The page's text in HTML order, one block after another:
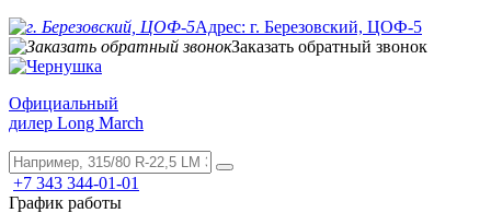
Адрес: г. Березовский, ЦОФ-5
Заказать обратный звонок
Официальный
дилер Long March
+7 343 344-01-01
График работы